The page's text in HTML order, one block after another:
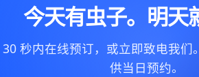
今天有虫子。明天
30 秒内在线预订，或立即致电我们
供当日预约。